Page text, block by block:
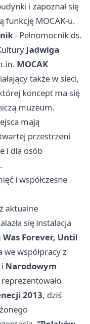
i zapoznał się
funkcję MOCAK-u.
- Pełnomocnik ds.
Jadwiga
MOCAK
także w sieci,
koncept ma się
muzeum.
mają
przestrzeni
i dla osób
i współczesne
aktualne
się instalacja
Forever, Until
współpracy z
i Narodowym
2013, dziś